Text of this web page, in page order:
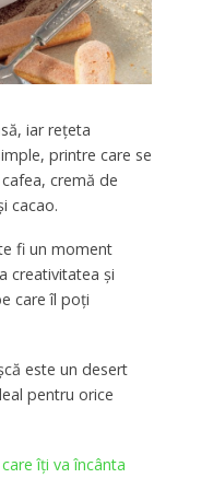
iar rețeta
printre care se
cremă de
cacao.
fi un moment
creativitatea și
care îl poți
este un desert
pentru orice
îți va încânta